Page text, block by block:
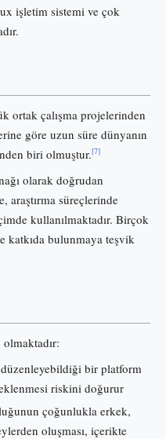
işletim sistemi ve çok
ortak çalışma projelerinden
göre uzun süre dünyanın
biri olmuştur.[7]
olarak doğrudan
araştırma süreçlerinde
kullanılmaktadır. Birçok
katkıda bulunmaya teşvik
bir platform
riskini doğurur
çoğunlukla erkek,
oluşması, içerikte